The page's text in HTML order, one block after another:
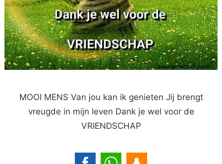
MOOI MENS Van jou kan ik genieten Jij brengt
vreugde in mijn leven Dank je wel voor de
VRIENDSCHAP